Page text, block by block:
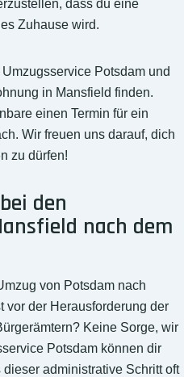
dass du eine
Zuhause wird.
Potsdam und
in Mansfield finden.
einen Termin für ein
Wir freuen uns darauf, dich
zu dürfen!
den
nach dem
von Potsdam nach
vor der Herausforderung der
Keine Sorge, wir
Potsdam können dir
administrative Schritt oft